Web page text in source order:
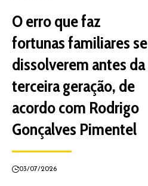
O erro que faz
fortunas familiares se
dissolverem antes da
terceira geração, de
acordo com Rodrigo
Gonçalves Pimentel
03/07/2026